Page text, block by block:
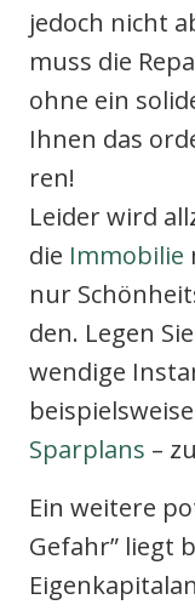
jedoch nicht
muss die
ohne ein
Ihnen das
ren!
Lei­der wird
die Immo­bi­lie
nur
den. Legen
wen­di­ge
Sparplans –
Ein wei­te­re
Gefahr” liegt